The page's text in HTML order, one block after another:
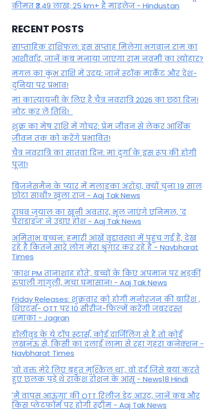
कीमत ₹3.49 लाख; 25 km+ है माइलेज - Hindustan
RECENT POSTS
साप्ताहिक राशिफल: इस सप्ताह मिलेगा भगवान राम का
आशीर्वाद, जानें कब मनाया जाएगा राम नवमी का त्योहार?
मंगल का कुंभ राशि में उदय: जानें स्‍टॉक मार्केट और देश-
दुनिया पर प्रभाव!
मां कात्‍यायनी के लिए है चैत्र नवरात्रि 2026 का छठा दिन!
नोट कर लें तिथि!
शुक्र का मेष राशि में गोचर: प्रेम जीवन से लेकर आर्थिक
जीवन तक को करेंगे प्रभावित!
चैत्र नवरात्रि का सातवां दिन: मां दुर्गा के इस रूप की होगी
पूजा!
बिजनेसमैन के प्यार में मलाइका अरोड़ा, क्यों चुना 19 साल
छोटा साथी? खुला राज - Aaj Tak News
राघव जुयाल का खूनी अवतार, भूल जाएंगे एनिमल, 'द
पैराडाइज' ने उड़ाए होश - Aaj Tak News
अमिताभ बच्चन: हमारी आंखें वृद्दावस्था में पहुंच गई हैं, देख
रहे हैं कितने सारे लोग मेरा श्रृंगार कर रहे हैं - Navbharat
Times
'काश PM तानाशाह होते', बच्चों के किए अपमान पर भड़कीं
रुपाली गांगुली, मचा घमासान! - Aaj Tak News
Friday Releases: शुक्रवार को होगी मनोरंजन की बारिश ,
थिएटर्स- OTT पर 10 सीरीज-फिल्में करेंगी जबरदस्त
धमाका - Jagran
हॉलीवुड के ये टॉप स्टार्स, कोई दार्जिलिंग से हैं तो कोई
लखनऊ से, किसी का दलाई लामा से रहा गहरा कनेक्शन -
Navbharat Times
'वो वक्त मेरे लिए बहुत मुश्किल था', वो दर्द जिसे बयां करते
हुए छलक पड़े थे राकेश रोशन के आंसू - News18 Hindi
'मैं वापस आऊंगा' की OTT रिलीज डेट आउट, जानें कब और
किस प्लेटफॉर्म पर होगी स्ट्रीम - Aaj Tak News